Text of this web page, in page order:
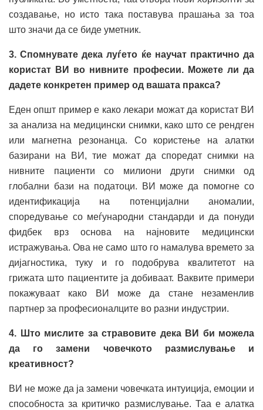
создавање, но исто така поставува прашања за тоа
што значи да се биде уметник.
3. Спомнувате дека луѓето ќе научат практично да
користат ВИ во нивните професии. Можете ли да
дадете конкретен пример од вашата пракса?
Еден општ пример е како лекари можат да користат ВИ
за анализа на медицински снимки, како што се рендген
или магнетна резонанца. Со користење на алатки
базирани на ВИ, тие можат да споредат снимки на
нивните пациенти со милиони други снимки од
глобални бази на податоци. ВИ може да помогне со
идентификација на потенцијални аномалии,
споредување со меѓународни стандарди и да понуди
фидбек врз основа на најновите медицински
истражувања. Ова не само што го намалува времето за
дијагностика, туку и го подобрува квалитетот на
грижата што пациентите ја добиваат. Ваквите примери
покажуваат како ВИ може да стане незаменлив
партнер за професионалците во разни индустрии.
4. Што мислите за стравовите дека ВИ би можела
да го замени човечкото размислување и
креативност?
ВИ не може да ја замени човечката интуиција, емоции и
способноста за критичко размислување. Таа е алатка